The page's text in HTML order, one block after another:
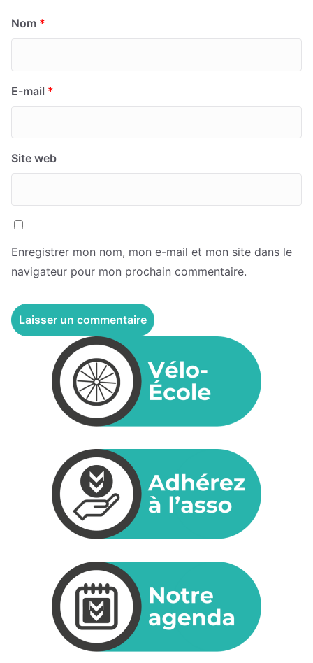
Nom *
E-mail *
Site web
Enregistrer mon nom, mon e-mail et mon site dans le
navigateur pour mon prochain commentaire.